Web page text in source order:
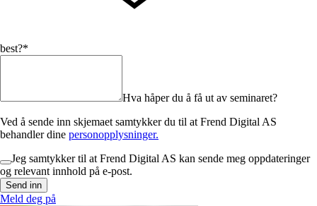
best?*
Hva håper du å få ut av seminaret?
Ved å sende inn skjemaet samtykker du til at Frend Digital AS
behandler dine personopplysninger.
Jeg samtykker til at Frend Digital AS kan sende meg oppdateringer
og relevant innhold på e-post.
Send inn
Meld deg på